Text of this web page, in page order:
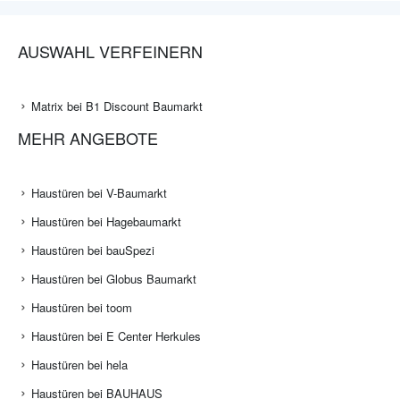
AUSWAHL VERFEINERN
Matrix bei B1 Discount Baumarkt
MEHR ANGEBOTE
Haustüren bei V-Baumarkt
Haustüren bei Hagebaumarkt
Haustüren bei bauSpezi
Haustüren bei Globus Baumarkt
Haustüren bei toom
Haustüren bei E Center Herkules
Haustüren bei hela
Haustüren bei BAUHAUS